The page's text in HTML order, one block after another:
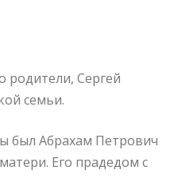
родители, Сергей
семьи.
был Абрахам Петрович
Его прадедом с